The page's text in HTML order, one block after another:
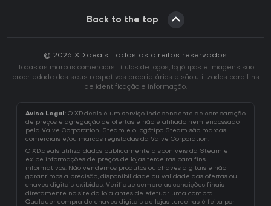
Back to the top
© 2026 XD.deals. Todos os direitos reservados.
Todas as marcas comerciais, títulos de jogos, logótipos e imagens são
propriedade dos seus respetivos proprietários e são utilizados para fins
de identificação e informação.
Aviso Legal: O XD.deals é um serviço independente de comparação
de preços e agregação de ofertas e não é afiliado nem endossado
pela Valve Corporation. Steam e o logótipo Steam são marcas
comerciais e/ou marcas registadas da Valve Corporation.
O XD.deals utiliza dados publicamente disponíveis da Steam e
exibe informações de preços de lojas terceiras para fins
informativos. Não vendemos produtos ou chaves digitais e não
garantimos a precisão, disponibilidade ou validade das ofertas ou
chaves digitais exibidas. Verifique sempre as condições finais
diretamente no site da loja antes de efetuar uma compra.
Qualquer compra de chaves digitais de lojas terceiras é feita por